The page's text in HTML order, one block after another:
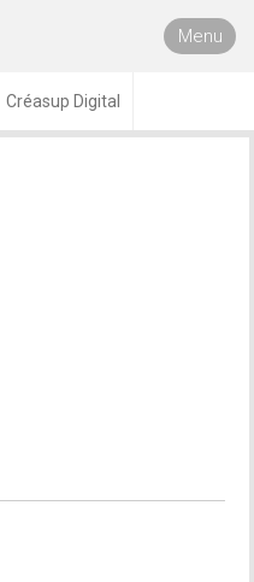
Menu
Créasup Digital